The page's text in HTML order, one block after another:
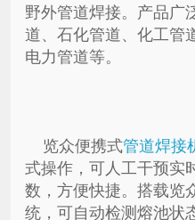
野外管道焊接。产品广
道、石化管道、化工管
电力管道等。
览众便携式管道焊接
式操作，可人工干预实
数，方便快捷。搭载览
统，可自动检测熔池状